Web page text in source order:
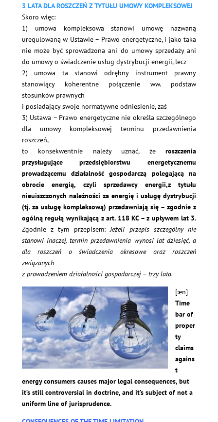
3 LATA DLA ROSZCZEŃ Z TYTUŁU UMOWY KOMPLEKSOWEJ
Skoro więc:
1) umowa kompleksowa stanowi umowę nazwaną
uregulowaną w Ustawie – Prawo energetyczne, i jako taka
nie może być sprowadzona ani do umowy sprzedaży ani
do umowy o świadczenie usług dystrybucji energii, lecz
2) umowa ta stanowi odrębny instrument prawny
stanowiący koherentne połączenie ww. podstaw
stosunków prawnych
i posiadający swoje normatywne odniesienie, zaś
3) Ustawa – Prawo energetyczne nie określa szczególnego
dla umowy kompleksowej terminu przedawnienia
roszczeń,
to konsekwentnie należy uznać, żeroszczenia
przysługujące przedsiębiorstwu energetycznemu
prowadzącemu działalność gospodarczą polegającą na
obrocie energią, czyli sprzedawcy energii,z tytułu
nieuiszczonych należności za energię i usługę dystrybucji
(tj. za usługę kompleksową) przedawniają się – zgodnie z
ogólną regułą wynikającą z art. 118 KC – z upływem lat 3.
Zgodnie z tym przepisem:Jeżeli przepis szczególny nie
stanowi inaczej, termin przedawnienia wynosi lat dziesięć, a
dla roszczeń o świadczenia okresowe oraz roszczeń
związanych
z prowadzeniem działalności gospodarczej – trzy lata.
[:en]
Time
bar of
proper
ty
claims
agains
t
energy consumers causes major legal consequences, but
it’s still controversial in doctrine, and it’s subject of not a
uniform line of jurisprudence.